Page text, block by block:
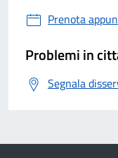
Prenota
Problemi in
Segnala